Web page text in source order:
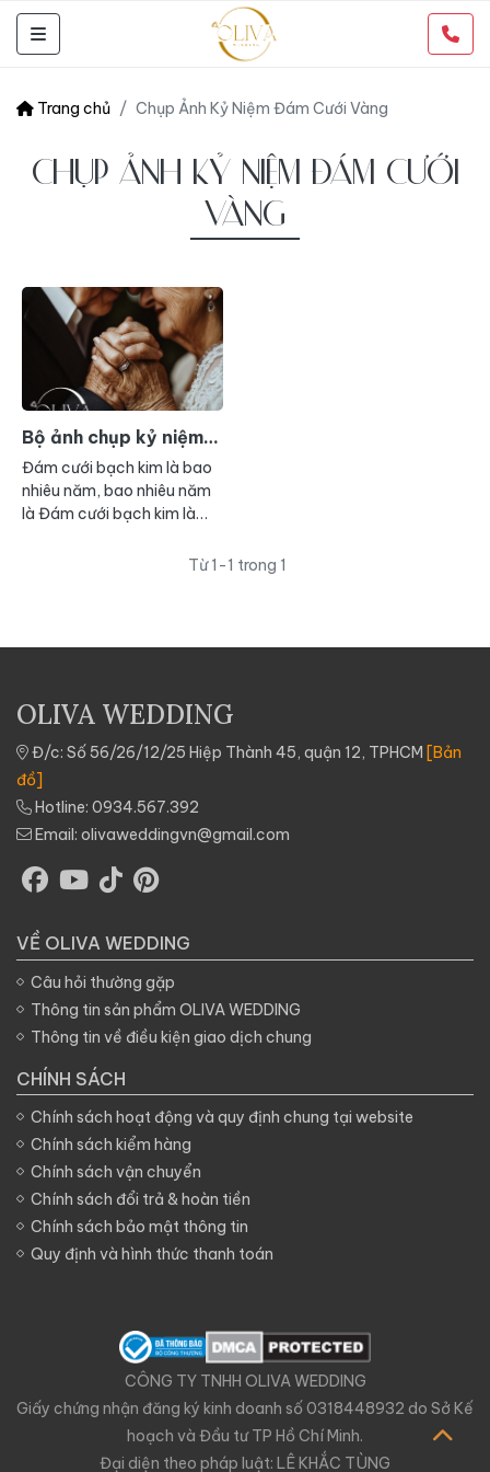
Trang chủ Chụp Ảnh Kỷ Niệm Đám Cưới Vàng
CHỤP ẢNH KỶ NIỆM ĐÁM CƯỚI
VÀNG
Bộ ảnh chụp kỷ niệm
70 năm ngày cưới đẹp
hút hồn của các cụ
Đám cưới bạch kim là bao
nhiêu năm, bao nhiêu năm
là Đám cưới bạch kim là
khi chuẩn bị đến một cột
hôn nhân, thể hiện sự gắn
gian dài.
Từ 1-1 trong 1
OLIVA WEDDING
Đ/c: Số 56/26/12/25 Hiệp Thành 45, quận 12, TPHCM [Bản
đồ]
Hotline: 0934.567.392
Email: olivaweddingvn@gmail.com
VỀ OLIVA WEDDING
Câu hỏi thường gặp
Thông tin sản phẩm OLIVA WEDDING
Thông tin về điều kiện giao dịch chung
CHÍNH SÁCH
Chính sách hoạt động và quy định chung tại website
Chính sách kiểm hàng
Chính sách vận chuyển
Chính sách đổi trả & hoàn tiền
Chính sách bảo mật thông tin
Quy định và hình thức thanh toán
CÔNG TY TNHH OLIVA WEDDING
Giấy chứng nhận đăng ký kinh doanh số 0318448932 do Sở Kế
hoạch và Đầu tư TP Hồ Chí Minh.
Đại diện theo pháp luật: LÊ KHẮC TÙNG